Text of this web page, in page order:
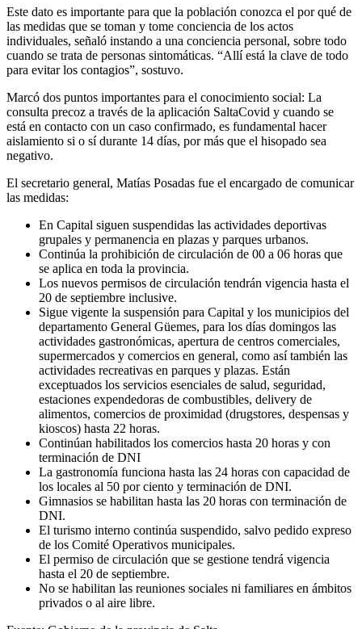
Este dato es importante para que la población conozca el por qué de
las medidas que se toman y tome conciencia de los actos
individuales, señaló instando a una conciencia personal, sobre todo
cuando se trata de personas sintomáticas. “Allí está la clave de todo
para evitar los contagios”, sostuvo.
Marcó dos puntos importantes para el conocimiento social: La
consulta precoz a través de la aplicación SaltaCovid y cuando se
está en contacto con un caso confirmado, es fundamental hacer
aislamiento si o sí durante 14 días, por más que el hisopado sea
negativo.
El secretario general, Matías Posadas fue el encargado de comunicar
las medidas:
En Capital siguen suspendidas las actividades deportivas
grupales y permanencia en plazas y parques urbanos.
Continúa la prohibición de circulación de 00 a 06 horas que
se aplica en toda la provincia.
Los nuevos permisos de circulación tendrán vigencia hasta el
20 de septiembre inclusive.
Sigue vigente la suspensión para Capital y los municipios del
departamento General Güemes, para los días domingos las
actividades gastronómicas, apertura de centros comerciales,
supermercados y comercios en general, como así también las
actividades recreativas en parques y plazas. Están
exceptuados los servicios esenciales de salud, seguridad,
estaciones expendedoras de combustibles, delivery de
alimentos, comercios de proximidad (drugstores, despensas y
kioscos) hasta 22 horas.
Continúan habilitados los comercios hasta 20 horas y con
terminación de DNI
La gastronomía funciona hasta las 24 horas con capacidad de
los locales al 50 por ciento y terminación de DNI.
Gimnasios se habilitan hasta las 20 horas con terminación de
DNI.
El turismo interno continúa suspendido, salvo pedido expreso
de los Comité Operativos municipales.
El permiso de circulación que se gestione tendrá vigencia
hasta el 20 de septiembre.
No se habilitan las reuniones sociales ni familiares en ámbitos
privados o al aire libre.